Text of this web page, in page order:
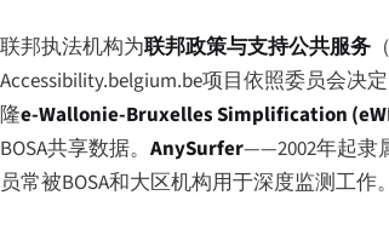
联邦执法机构为联邦政策与支持公共服务 （
Accessibility.belgium.be项目依照委员会决
隆e-Wallonie-Bruxelles Simplification
BOSA共享数据。 AnySurfer——2002年起隶
员常被BOSA和大区机构用于深度监测工作。